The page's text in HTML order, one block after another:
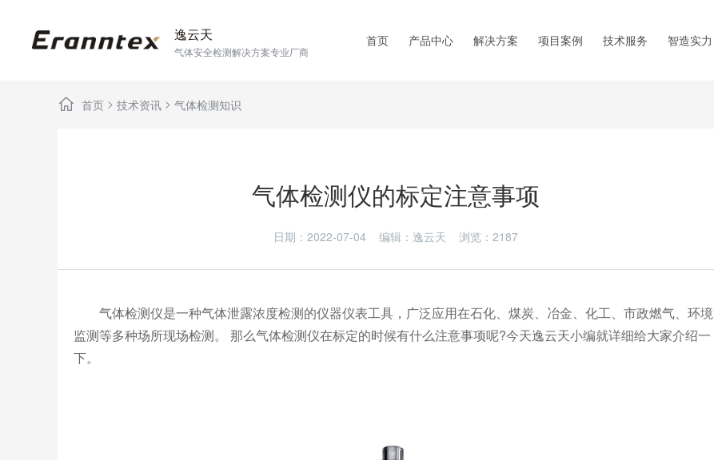
逸云天
气体安全检测解决方案专业厂商
首页 产品中心 解决方案 项目案例 技术服务 智造实力
首页 > 技术资讯 > 气体检测知识
气体检测仪的标定注意事项
日期：2022-07-04 编辑：逸云天 浏览： 2187
气体检测仪是一种气体泄露浓度检测的仪器仪表工具，广泛应用在石化、煤炭、冶金、化工、市政燃气、环境
监测等多种场所现场检测。 那么气体检测仪在标定的时候有什么注意事项呢?今天逸云天小编就详细给大家介绍一
下。